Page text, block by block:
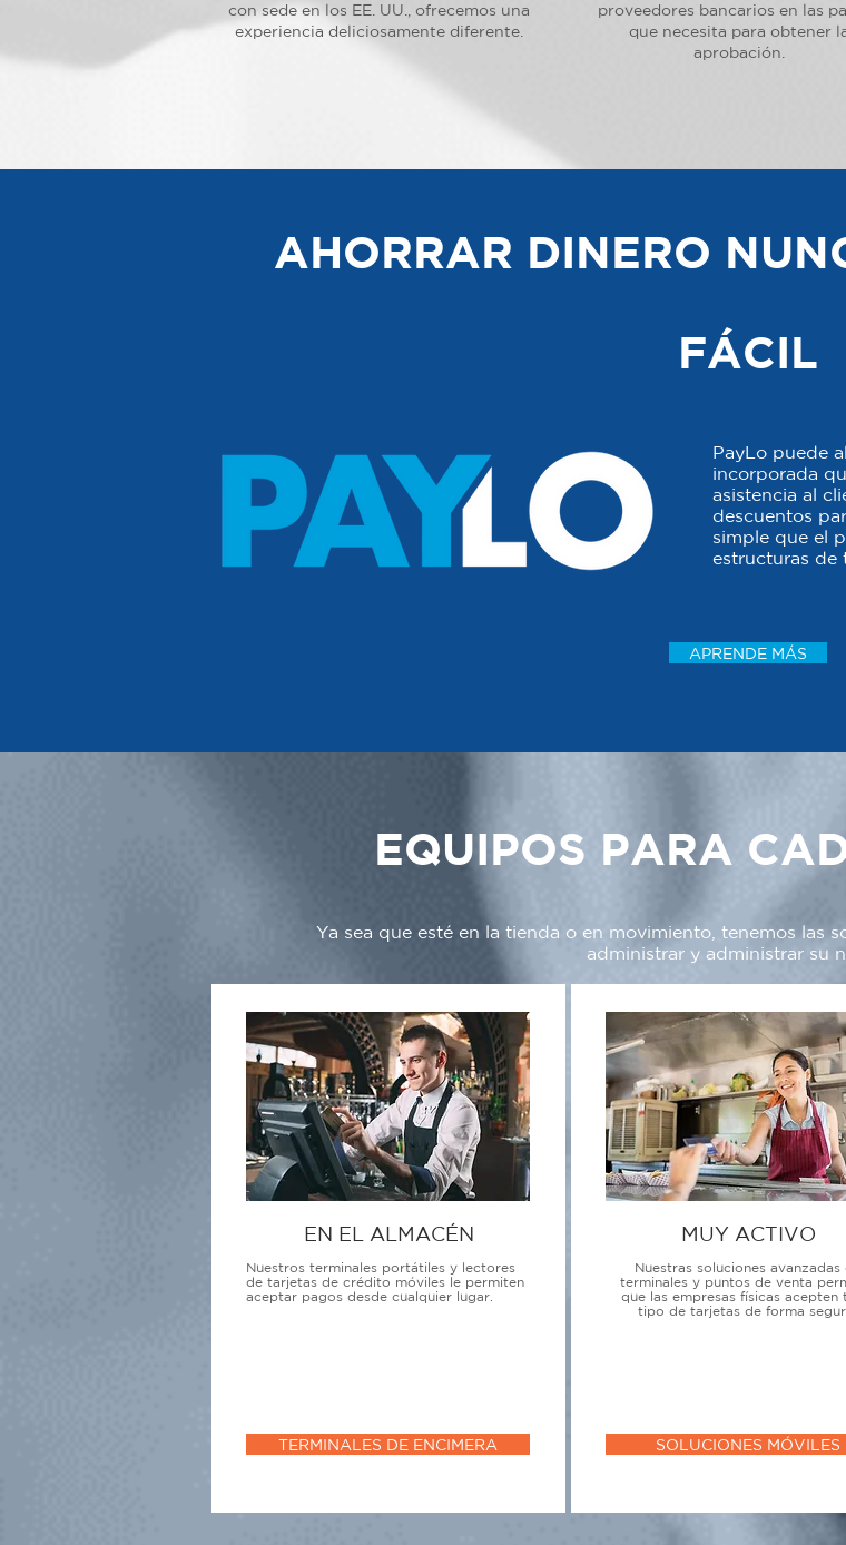
con sede en los EE. UU., ofrecemos una
experiencia deliciosamente diferente.
proveedores bancarios en las
que necesita para obtener
aprobación.
AHORRAR DINERO
FÁCIL
PayLo puede
incorporada
asistencia al
descuentos
simple que el
estructuras de
APRENDE MÁS
EQUIPOS PARA
Ya sea que esté en la tienda o en movimiento, tenemos las
administrar y administrar su
EN EL ALMACÉN
Nuestros terminales portátiles y lectores
de tarjetas de crédito móviles le permiten
aceptar pagos desde cualquier lugar.
TERMINALES DE ENCIMERA
MUY ACTIVO
Nuestras soluciones avanzadas
terminales y puntos de venta
que las empresas físicas acepten
tipo de tarjetas de forma
SOLUCIONES MÓVILES